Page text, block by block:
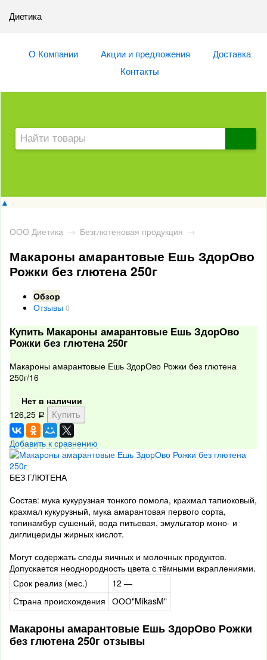
Диетика
О Компании Акции и предложения
Доставка
Контакты
▲
ООО Диетика → Безглютеновая продукция →
Макароны амарантовые Ешь ЗдорОво
Рожки без глютена 250г
Обзор
Отзывы 0
Купить Макароны амарантовые Ешь ЗдорОво
Рожки без глютена 250г
Макароны амарантовые Ешь ЗдорОво Рожки без глютена
250г/16
Нет в наличии
126,25 Р
Добавить к сравнению
БЕЗ ГЛЮТЕНА
Состав: мука кукурузная тонкого помола, крахмал тапиоковый,
крахмал кукурузный, мука амарантовая первого сорта,
топинамбур сушеный, вода питьевая, эмульгатор моно- и
диглицериды жирных кислот.
Могут содержать следы яичных и молочных продуктов.
Допускается неоднородность цвета с тёмными вкраплениями.
Срок реализ (мес.)
12 —
Страна происхождения ООО"MikasM"
Макароны амарантовые Ешь ЗдорОво Рожки
без глютена 250г отзывы